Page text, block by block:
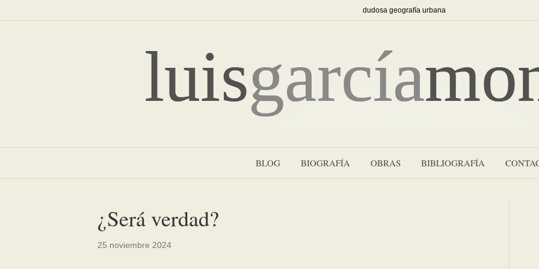
dudosa geografía urbana
BLOG BIOGRAFÍA OBRAS BIBLIOGRAFÍA
¿Será verdad?
25 noviembre 2024